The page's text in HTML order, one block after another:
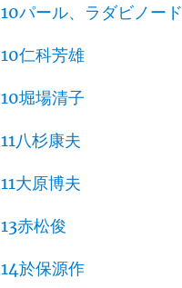
10パール、ラダビノード
10仁科芳雄
10堀場清子
11八杉康夫
11大原博夫
13赤松俊
14於保源作